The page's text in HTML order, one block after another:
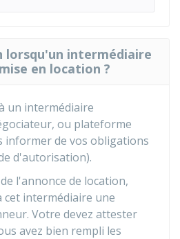
lorsqu'un intermédiaire
en location ?
un intermédiaire
ou plateforme
informer de vos obligations
d'autorisation).
l'annonce de location,
intermédiaire une
Votre devez attester
avez bien rempli les